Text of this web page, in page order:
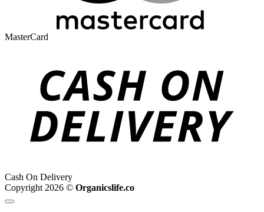
MasterCard
Cash On Delivery
Copyright 2026 © Organicslife.co